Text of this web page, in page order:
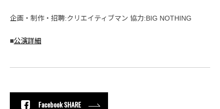
企画・制作・招聘:クリエイティブマン 協力:BIG NOTHING
■公演詳細
Facebook SHARE